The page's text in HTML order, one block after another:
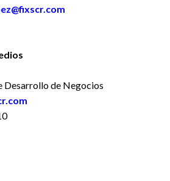
Desarrollo de Negocios